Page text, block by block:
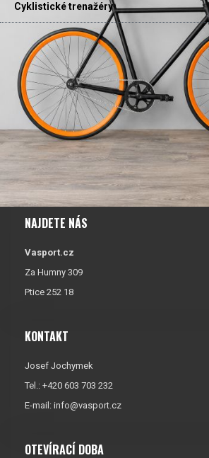
Cyklistické trenažéry
NAJDETE NÁS
Vasport.cz
Za Humny 309
Ptice 252 18
KONTAKT
Josef Jochymek
Tel.: +420 603 703 232
E-mail: info@vasport.cz
OTEVÍRACÍ DOBA